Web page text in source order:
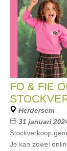
FO & FIE
Herdersem
31 januari
Stockverkoop
Je kan zowel